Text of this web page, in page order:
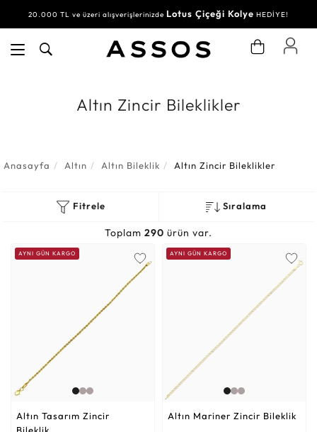
20.000 TL ve üzeri alışverişlerinizde Lotus Çiçeği Kolye HEDİYE!
30.000 TL ve üzeri alışverişlerinizdeSu Yolu BileklikHEDİYE!
Altın Zincir Bileklikler
Anasayfa Altın Altın Bileklik Altın Zincir Bileklikler
Fitrele Sıralama
Toplam 290 ürün var.
AYNI GÜN KARGO
Altın Tasarım Zincir
AYNI GÜN KARGO
Altın Mariner Zincir Bileklik